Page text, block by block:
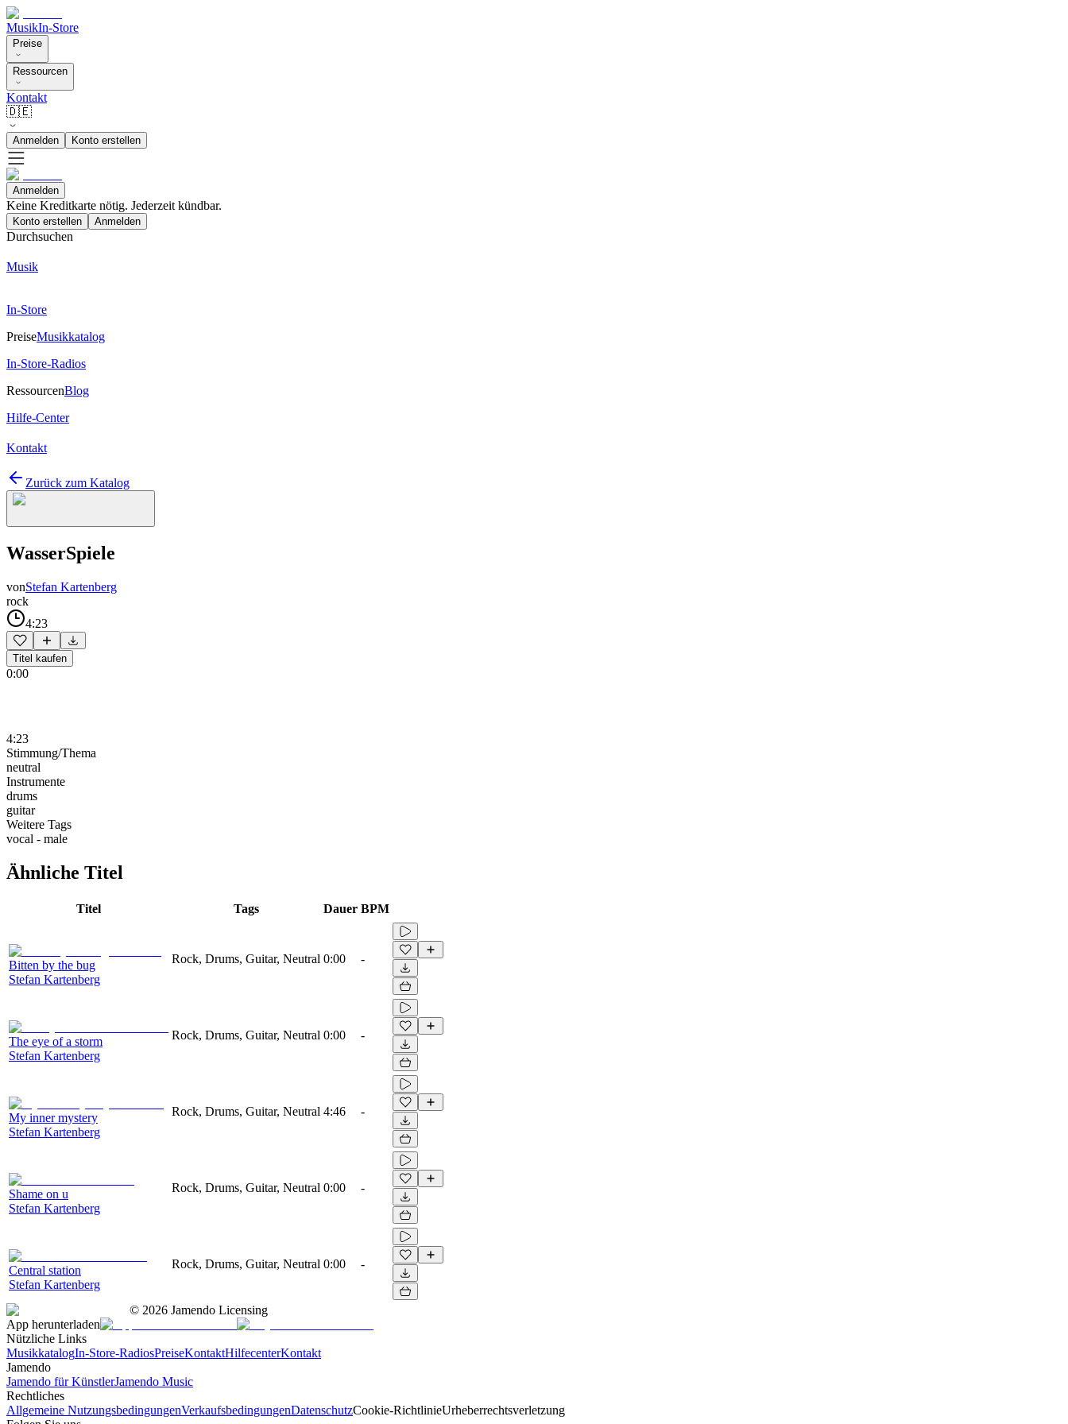
MusikIn-Store
Preise
Ressourcen
Kontakt
🇩🇪
Anmelden Konto erstellen
Anmelden
Keine Kreditkarte nötig. Jederzeit kündbar.
Konto erstellen Anmelden
Durchsuchen
Musik
In-Store
PreiseMusikkatalog
In-Store-Radios
RessourcenBlog
Hilfe-Center
Kontakt
Zurück zum Katalog
WasserSpiele
vonStefan Kartenberg
rock
4:23
Titel kaufen
0:00
4:23
Stimmung/Thema
neutral
Instrumente
drums
guitar
Weitere Tags
vocal - male
Ähnliche Titel
Titel Tags Dauer BPM
Bitten by the bug
Stefan Kartenberg
Rock, Drums, Guitar, Neutral 0:00 -
The eye of a storm
Stefan Kartenberg
Rock, Drums, Guitar, Neutral 0:00 -
My inner mystery
Stefan Kartenberg
Rock, Drums, Guitar, Neutral 4:46 -
Shame on u
Stefan Kartenberg
Rock, Drums, Guitar, Neutral 0:00 -
Central station
Stefan Kartenberg
Rock, Drums, Guitar, Neutral 0:00 -
© 2026 Jamendo Licensing
App herunterladen
Nützliche Links
MusikkatalogIn-Store-RadiosPreiseKontaktHilfecenterKontakt
Jamendo
Jamendo für KünstlerJamendo Music
Rechtliches
Allgemeine NutzungsbedingungenVerkaufsbedingungenDatenschutzCookie-RichtlinieUrheberrechtsverletzung